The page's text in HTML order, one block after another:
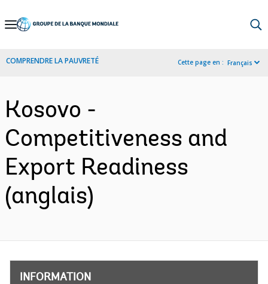
Skip
Navigation
COMPRENDRE LA PAUVRETÉ Cette page en : Français
Kosovo -
Competitiveness and
Export Readiness
(anglais)
INFORMATION